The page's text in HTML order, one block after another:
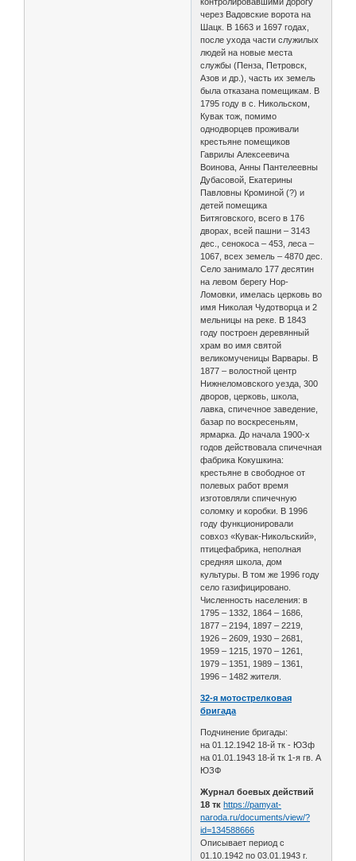
через Вадовские ворота на
Шацк. В 1663 и 1697 годах,
после ухода части служилых
людей на новые места
службы (Пенза, Петровск,
Азов и др.), часть их земель
была отказана помещикам. В
1795 году в с. Никольском,
Кувак тож, помимо
однодворцев проживали
крестьяне помещиков
Гаврилы Алексеевича
Воинова, Анны Пантелеевны
Дубасовой, Екатерины
Павловны Кроминой (?) и
детей помещика
Битяговского, всего в 176
дворах, всей пашни – 3143
дес., сенокоса – 453, леса –
1067, всех земель – 4870 дес.
Село занимало 177 десятин
на левом берегу Нор-
Ломовки, имелась церковь во
имя Николая Чудотворца и 2
мельницы на реке. В 1843
году построен деревянный
храм во имя святой
великомученицы Варвары. В
1877 – волостной центр
Нижнеломовского уезда, 300
дворов, церковь, школа,
лавка, спичечное заведение,
базар по воскресеньям,
ярмарка. До начала 1900-х
годов действовала спичечная
фабрика Кокушкина:
крестьяне в свободное от
полевых работ время
изготовляли спичечную
соломку и коробки. В 1996
году функционировали
совхоз «Кувак-Никольский»,
птицефабрика, неполная
средняя школа, дом
культуры. В том же 1996 году
село газифицировано.
Численность населения: в
1795 – 1332, 1864 – 1686,
1877 – 2194, 1897 – 2219,
1926 – 2609, 1930 – 2681,
1959 – 1215, 1970 – 1261,
1979 – 1351, 1989 – 1361,
1996 – 1482 жителя.
32-я мотострелковая
бригада
Подчинение бригады:
на 01.12.1942 18-й тк - ЮЗф
на 01.01.1943 18-й тк 1-я гв. А
ЮЗФ
Журнал боевых действий
18 тк https://pamyat-
naroda.ru/documents/view/?
id=134588666
Описывает период с
01.10.1942 по 03.01.1943 г.